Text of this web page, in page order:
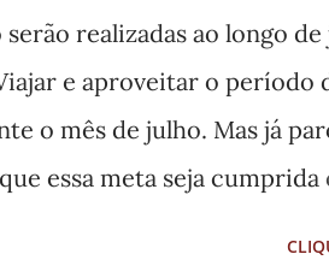
Crianças e Adolescentes
Poderes Executivo e
de adequação de suas
previstos na
realizadas ao longo de
e aproveitar o período
o mês de julho. Mas já
essa meta seja cumprida